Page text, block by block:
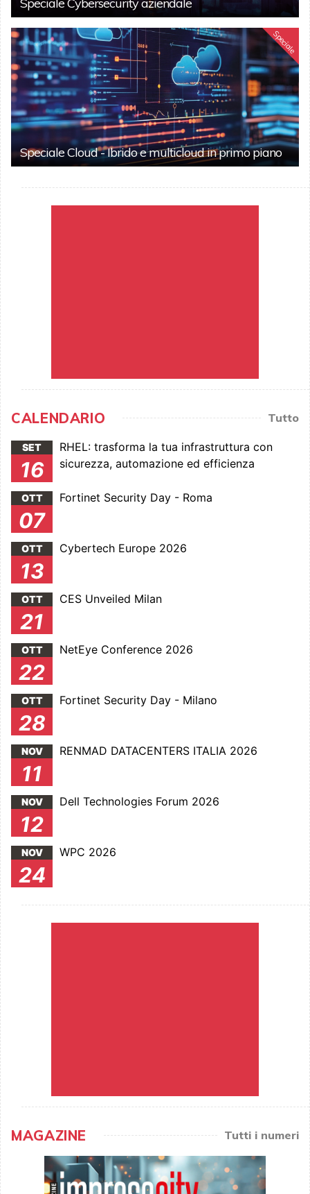
Speciale Cybersecurity aziendale
Speciale
Speciale Cloud - Ibrido e multicloud in primo piano
CALENDARIO Tutto
SET
16
RHEL: trasforma la tua infrastruttura con
sicurezza, automazione ed efficienza
OTT
07
Fortinet Security Day - Roma
OTT
13
Cybertech Europe 2026
OTT
21
CES Unveiled Milan
OTT
22
NetEye Conference 2026
OTT
28
Fortinet Security Day - Milano
NOV
11
RENMAD DATACENTERS ITALIA 2026
NOV
12
Dell Technologies Forum 2026
NOV
24
WPC 2026
MAGAZINE Tutti i numeri